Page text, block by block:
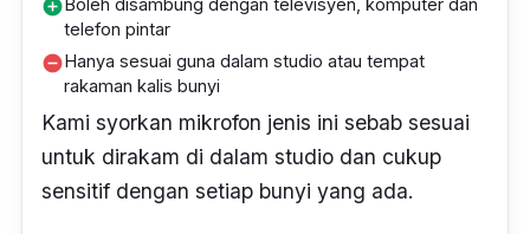
add_circle
telefon pintar
remove_circleHanya sesuai guna dalam studio atau tempat
rakaman kalis bunyi
Kami syorkan mikrofon jenis ini sebab sesuai
untuk dirakam di dalam studio dan cukup
sensitif dengan setiap bunyi yang ada.